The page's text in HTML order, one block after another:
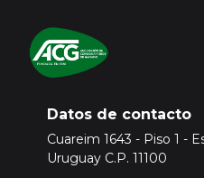
Datos de contacto
Cuareim 1643 - Piso 1 -
Uruguay C.P. 11100